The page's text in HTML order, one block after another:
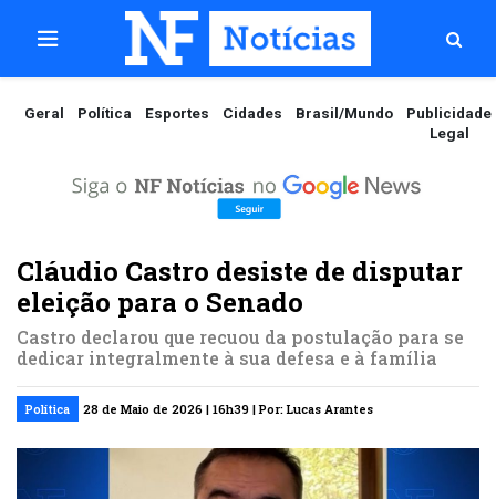
Geral Política Esportes Cidades Brasil/Mundo
Publicidade
Legal
Cláudio Castro desiste de disputar
eleição para o Senado
Castro declarou que recuou da postulação para se
dedicar integralmente à sua defesa e à família
Política 28 de Maio de 2026 | 16h39 | Por: Lucas Arantes